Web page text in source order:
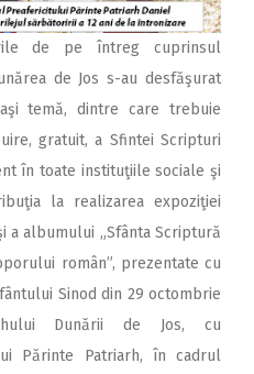
de pe întreg cuprinsul
de Jos s-au desfăşurat
temă, dintre care trebuie
gratuit, a Sfintei Scripturi
în toate instituţiile sociale şi
la realizarea expoziţiei
a albumului „Sfânta Scriptură
român”, prezentate cu
Sinod din 29 octombrie
Dunării de Jos, cu
Părinte Patriarh, în cadrul